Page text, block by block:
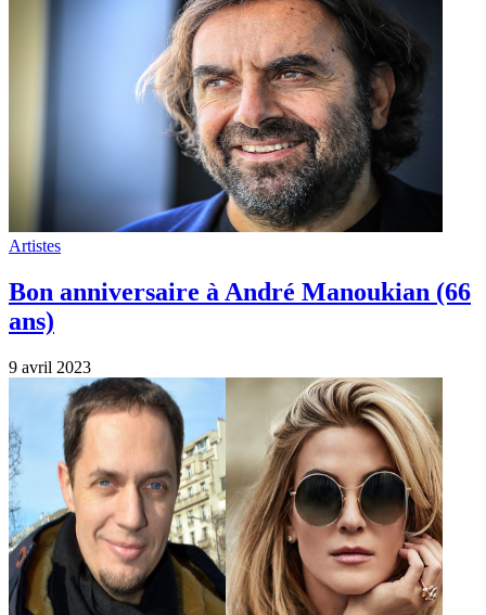
Artistes
Bon anniversaire à André Manoukian (66
ans)
9 avril 2023